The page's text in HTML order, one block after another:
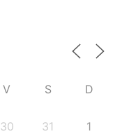
V S D
30 31 1